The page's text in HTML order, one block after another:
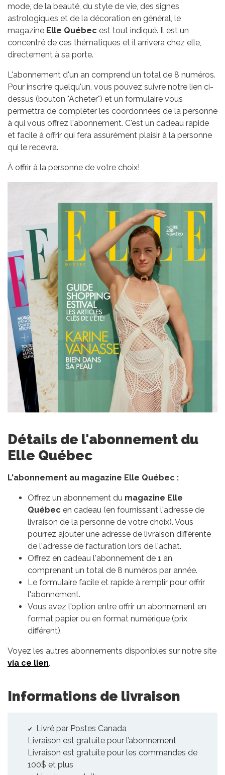
mode, de la beauté, du style de vie, des signes
astrologiques et de la décoration en général, le
magazine Elle Québec est tout indiqué. Il est un
concentré de ces thématiques et il arrivera chez elle,
directement à sa porte.
L'abonnement d'un an comprend un total de 8 numéros.
Pour inscrire quelqu'un, vous pouvez suivre notre lien ci-
dessus (bouton "Acheter") et un formulaire vous
permettra de compléter les coordonnées de la personne
à qui vous offrez l'abonnement. C'est un cadeau rapide
et facile à offrir qui fera assurément plaisir à la personne
qui le recevra.
À offrir à la personne de votre choix!
Détails de l'abonnement du
Elle Québec
L'abonnement au magazine Elle Québec :
Offrez un abonnement du magazine Elle
Québec en cadeau (en fournissant l'adresse de
livraison de la personne de votre choix). Vous
pourrez ajouter une adresse de livraison différente
de l'adresse de facturation lors de l'achat.
Offrez en cadeau l'abonnement de 1 an,
comprenant un total de 8 numéros par année.
Le formulaire facile et rapide à remplir pour offrir
l'abonnement.
Vous avez l'option entre offrir un abonnement en
format papier ou en format numérique (prix
différent).
Voyez les autres abonnements disponibles sur notre site
via ce lien.
Informations de livraison
Livré par Postes Canada
Livraison est gratuite pour l’abonnement
Livraison est gratuite pour les commandes de
100$ et plus